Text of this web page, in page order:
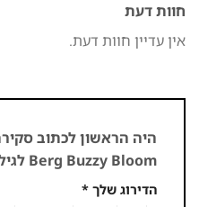
חוות דעת
אין עדיין חוות דעת.
היה הראשון לכתוב
Berg Buzzy Bloom לגיל 2-5”
הדירוג שלך *